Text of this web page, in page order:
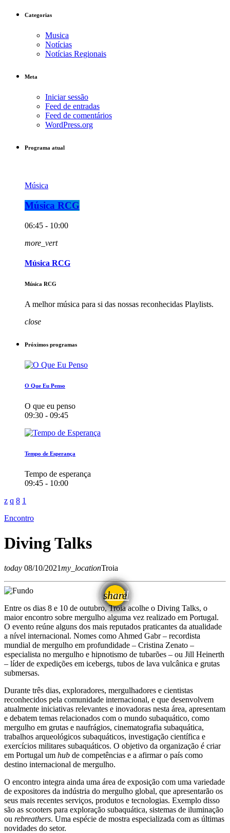
Categorias
Musica
Notícias
Notícias Regionais
Meta
Iniciar sessão
Feed de entradas
Feed de comentários
WordPress.org
Programa atual
Música
Música RCG
06:45 - 10:00
more_vert
Música RCG
Música RCG
A melhor música para si das nossas reconhecidas Playlists.
close
Próximos programas
O Que Eu Penso
O que eu penso
09:30 - 09:45
Tempo de Esperança
Tempo de esperança
09:45 - 10:00
Encontro
Diving Talks
today 08/10/2021my_locationTroia
share
email
Entre os dias 8 e 10 de outubro, Troia acolhe o Diving Talks, o
maior encontro sobre mergulho alguma vez realizado em Portugal.
O evento reúne alguns dos mais reputados praticantes da atualidade
a nível internacional. Nomes como Ahmed Gabr – recordista
mundial de mergulho em profundidade – Cristina Zenato –
especialista no mergulho e hipnotismo de tubarões – ou Jill Heinerth
– líder de expedições em icebergs, tubos de lava vulcânica e grutas
submersas.
Durante três dias, exploradores, mergulhadores e cientistas
reconhecidos pela comunidade internacional, e que desenvolvem
atualmente iniciativas relevantes e inovadoras nesta área, apresentam
e debatem temas relacionados com o mundo subaquático, como
mergulho em grutas e naufrágios, cinematografia subaquática,
trabalhos arqueológicos subaquáticos, investigação científica e
exercícios militares subaquáticos. O objetivo da organização é criar
em Portugal um hub de competências e a afirmar o país como
destino internacional de mergulho.
O encontro integra ainda uma área de exposição com uma variedade
de expositores da indústria do mergulho global, que apresentarão os
seus mais recentes serviços, produtos e tecnologias. Exemplo disso
são as scooters para exploração subaquática, sistemas de iluminação
ou rebreathers. Uma espécie de mostra especializada com as últimas
novidades do setor.